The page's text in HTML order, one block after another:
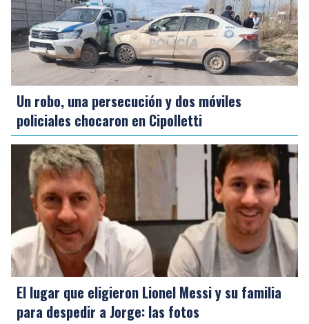
Un robo, una persecución y dos móviles
policiales chocaron en Cipolletti
El lugar que eligieron Lionel Messi y su familia
para despedir a Jorge: las fotos